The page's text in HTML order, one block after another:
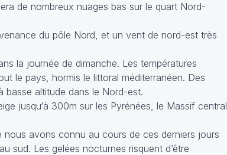
de nombreux nuages bas sur le quart Nord-
du pôle Nord, et un vent de nord-est très
la journée de dimanche. Les températures
le pays, hormis le littoral méditerranéen. Des
basse altitude dans le Nord-est.
jusqu‘à 300m sur les Pyrénées, le Massif central
nous avons connu au cours de ces derniers jours
sud. Les gelées nocturnes risquent d’être